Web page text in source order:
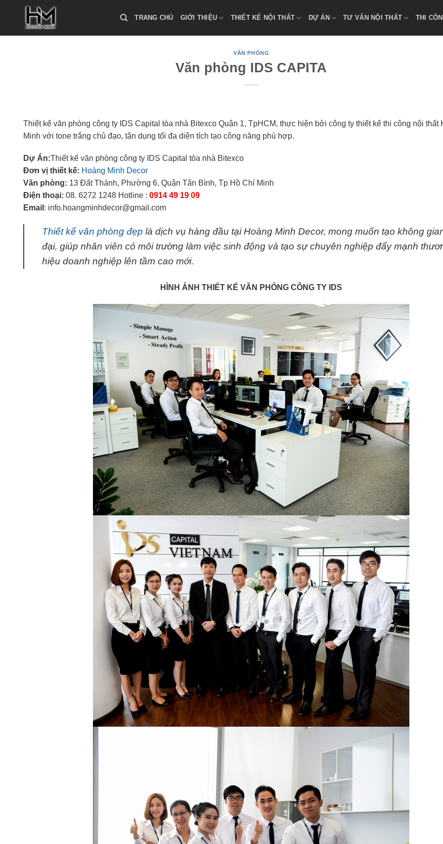
TRANG CHỦ GIỚI THIỆU THIẾT KẾ NỘI THẤT DỰ ÁN TƯ VẤN NỘI THẤT THI
VĂN PHÒNG
Văn phòng IDS CAPITA
Thiết kế văn phòng công ty IDS Capital tòa nhà Bitexco Quận 1, TpHCM, thực hiện bởi công ty thiết kế thi công nội thất
Minh với tone trắng chủ đạo, tận dụng tối đa diện tích tạo công năng phù hợp.
Dự Án:Thiết kế văn phòng công ty IDS Capital tòa nhà Bitexco
Đơn vị thiết kế: Hoàng Minh Decor
Văn phòng: 13 Đất Thánh, Phường 6, Quận Tân Bình, Tp Hồ Chí Minh
Điện thoại: 08. 6272 1248 Hotline : 0914 49 19 09
Email : info.hoangminhdecor@gmail.com
Thiết kế văn phòng đẹp là dịch vụ hàng đầu tại Hoàng Minh Decor, mong muốn tạo không
đại, giúp nhân viên có môi trường làm việc sinh động và tạo sự chuyên nghiệp đẩy mạnh
hiệu doanh nghiệp lên tầm cao mới.
HÌNH ẢNH THIẾT KẾ VĂN PHÒNG CÔNG TY IDS